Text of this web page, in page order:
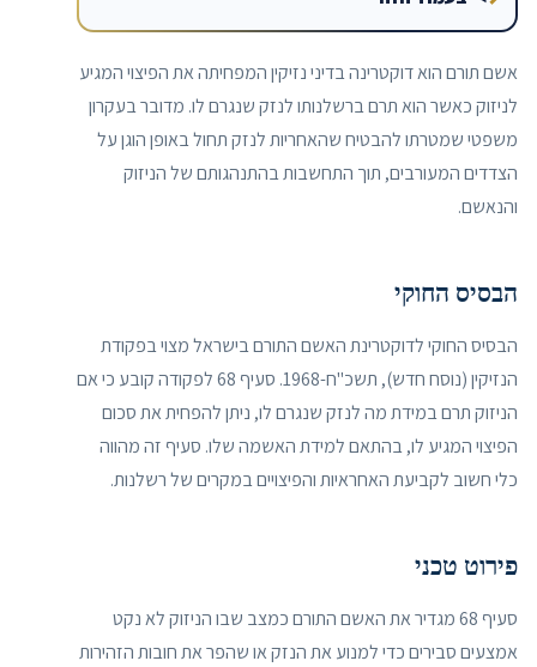
אשם תורם הוא דוקטרינה בדיני נזיקין המפחיתה את הפיצוי המגיע
לניזוק כאשר הוא תרם ברשלנותו לנזק שנגרם לו. מדובר בעקרון
משפטי שמטרתו להבטיח שהאחריות לנזק תחול באופן הוגן על
הצדדים המעורבים, תוך התחשבות בהתנהגותם של הניזוק
והנאשם.
הבסיס החוקי
הבסיס החוקי לדוקטרינת האשם התורם בישראל מצוי בפקודת
הנזיקין (נוסח חדש), תשכ"ח-1968. סעיף 68 לפקודה קובע כי אם
הניזוק תרם במידת מה לנזק שנגרם לו, ניתן להפחית את סכום
הפיצוי המגיע לו, בהתאם למידת האשמה שלו. סעיף זה מהווה
כלי חשוב לקביעת האחראיות והפיצויים במקרים של רשלנות.
פירוט טכני
סעיף 68 מגדיר את האשם התורם כמצב שבו הניזוק לא נקט
אמצעים סבירים כדי למנוע את הנזק או שהפר את חובות הזהירות